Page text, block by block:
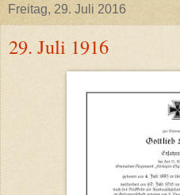
Freitag, 29. Juli 2016
29. Juli 1916